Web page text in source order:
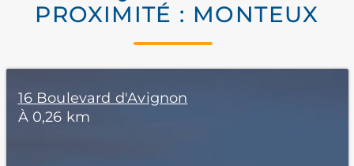
PROXIMITÉ : MONTEUX
16 Boulevard d'Avignon
À 0,26 km